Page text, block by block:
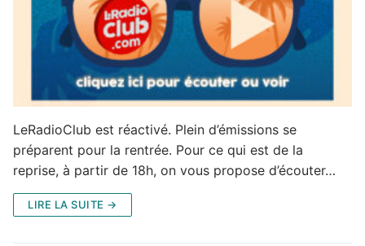
LeRadioClub est réactivé. Plein d’émissions se
préparent pour la rentrée. Pour ce qui est de la
reprise, à partir de 18h, on vous propose d’écouter…
LIRE LA SUITE →